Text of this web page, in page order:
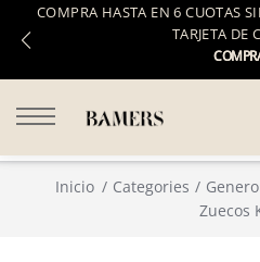
COMPRA HASTA EN 6 CUOTAS
TARJETA DE
Inicio Categories Genero
Zuecos